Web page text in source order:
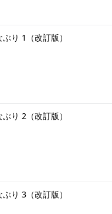
「きみを私好みのMメスに
憧れていた坊ちゃまは、
り 1（改訂版）
り 2（改訂版）
り 3（改訂版）